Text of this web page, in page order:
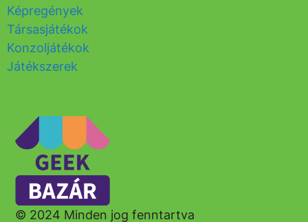
© 2024 Minden jog fenntartva
Képregények
Társasjátékok
Konzoljátékok
Játékszerek